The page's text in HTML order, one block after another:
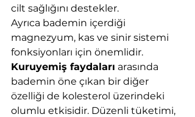
cilt sağlığını destekler.
Ayrıca bademin içerdiği
magnezyum, kas ve sinir sistemi
fonksiyonları için önemlidir.
Kuruyemiş faydaları arasında
bademin öne çıkan bir diğer
özelliği de kolesterol üzerindeki
olumlu etkisidir. Düzenli tüketimi,